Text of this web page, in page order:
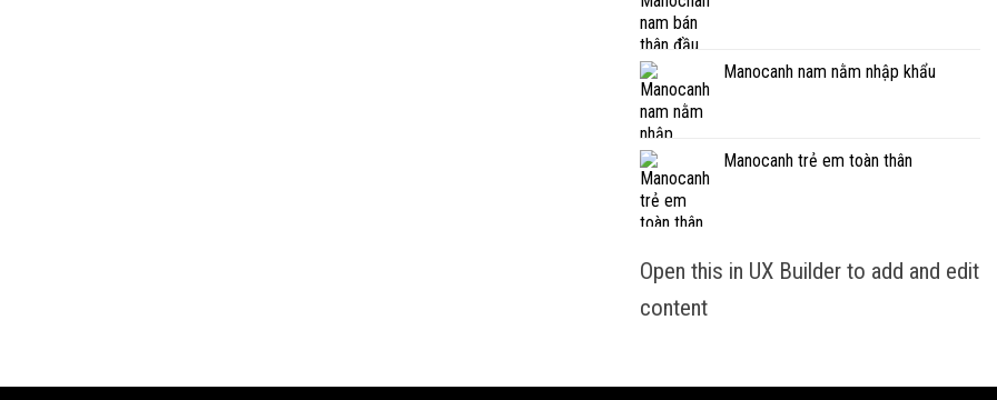
Manocanh nam nằm nhập khẩu
Manocanh trẻ em toàn thân
Open this in UX Builder to add and edit
content